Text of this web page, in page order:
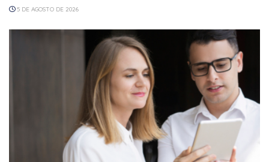
5 DE AGOSTO DE 2026